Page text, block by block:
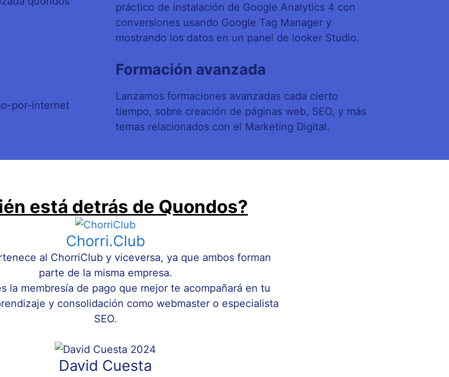
práctico de instalación de Google Analytics 4 con
conversiones usando Google Tag Manager y
mostrando los datos en un panel de looker Studio.
Formación avanzada
Lanzamos formaciones avanzadas cada cierto
tiempo, sobre creación de páginas web, SEO, y más
temas relacionados con el Marketing Digital.
está detrás de Quondos?
Chorri.Club
al ChorriClub y viceversa, ya que ambos forman
parte de la misma empresa.
la membresía de pago que mejor te acompañará en tu
y consolidación como webmaster o especialista
SEO.
David Cuesta